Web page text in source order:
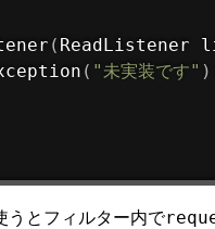
( ReadListener
( "未実装です" )
うとフィルター内で